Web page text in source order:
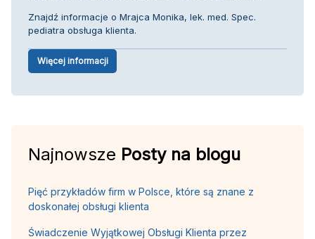
Znajdź informacje o Mrajca Monika, lek. med. Spec.
pediatra obsługa klienta.
Więcej informacji
Najnowsze Posty na blogu
Pięć przykładów firm w Polsce, które są znane z
doskonałej obsługi klienta
Świadczenie Wyjątkowej Obsługi Klienta przez